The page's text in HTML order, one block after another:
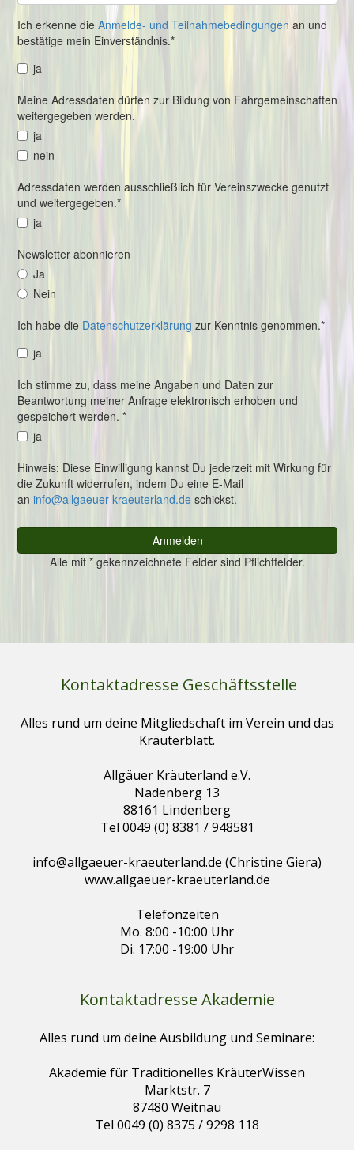
Kontaktadresse Geschäftsstelle
Alles rund um deine Mitgliedschaft im Verein und das
Kräuterblatt.
Allgäuer Kräuterland e.V.
Nadenberg 13
88161 Lindenberg
Tel 0049 (0) 8381 / 948581
info@allgaeuer-kraeuterland.de (Christine Giera)
www.allgaeuer-kraeuterland.de
Telefonzeiten
Mo. 8:00 -10:00 Uhr
Di. 17:00 -19:00 Uhr
Kontaktadresse Akademie
Alles rund um deine Ausbildung und Seminare:
Akademie für Traditionelles KräuterWissen
Marktstr. 7
87480 Weitnau
Tel 0049 (0) 8375 / 9298 118